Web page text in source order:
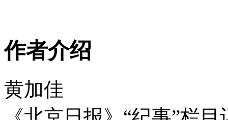
作者介绍
黄加佳